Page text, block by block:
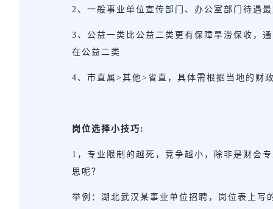
2、一般事业单位宣传部门、办公室部门待遇
3、公益一类比公益二类更有保障旱涝保收，
在公益二类
4、市直属>其他>省直，具体需根据当地的财
岗位选择小技巧:
1，专业限制的越死，竞争越小，除非是财会
思呢？
举例：湖北武汉某事业单位招聘，岗位表上写